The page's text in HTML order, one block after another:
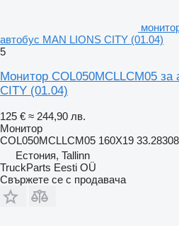
автобус MAN LIONS CITY (01.04)
5
Монитор COL050MCLLCM05 за
CITY (01.04)
125 € ≈ 244,90 лв.
Монитор
COL050MCLLCM05 160X19
Естония, Tallinn
TruckParts Eesti OÜ
Свържете се с продавача